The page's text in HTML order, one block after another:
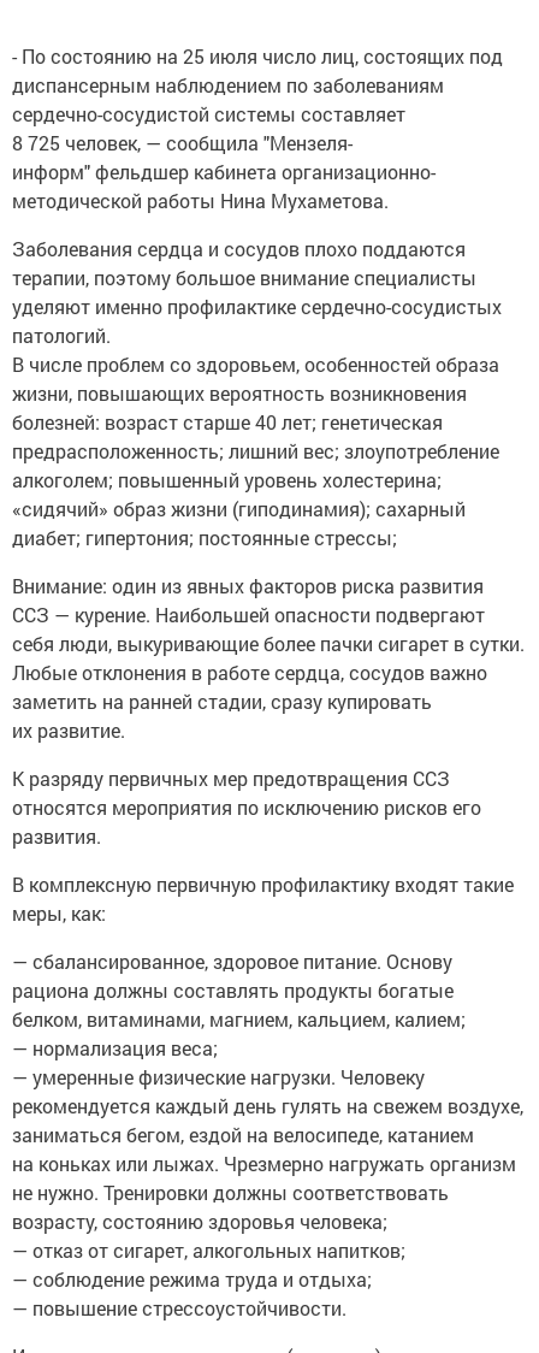
- По состоянию на 25 июля число лиц, состоящих под
диспансерным наблюдением по заболеваниям
сердечно-сосудистой системы составляет
8 725 человек, — сообщила "Мензеля-
информ" фельдшер кабинета организационно-
методической работы Нина Мухаметова.
Заболевания сердца и сосудов плохо поддаются
терапии, поэтому большое внимание специалисты
уделяют именно профилактике сердечно-сосудистых
патологий.
В числе проблем со здоровьем, особенностей образа
жизни, повышающих вероятность возникновения
болезней: возраст старше 40 лет; генетическая
предрасположенность; лишний вес; злоупотребление
алкоголем; повышенный уровень холестерина;
«сидячий» образ жизни (гиподинамия); сахарный
диабет; гипертония; постоянные стрессы;
Внимание: один из явных факторов риска развития
ССЗ — курение. Наибольшей опасности подвергают
себя люди, выкуривающие более пачки сигарет в сутки.
Любые отклонения в работе сердца, сосудов важно
заметить на ранней стадии, сразу купировать
их развитие.
К разряду первичных мер предотвращения ССЗ
относятся мероприятия по исключению рисков его
развития.
В комплексную первичную профилактику входят такие
меры, как:
— сбалансированное, здоровое питание. Основу
рациона должны составлять продукты богатые
белком, витаминами, магнием, кальцием, калием;
— нормализация веса;
— умеренные физические нагрузки. Человеку
рекомендуется каждый день гулять на свежем воздухе,
заниматься бегом, ездой на велосипеде, катанием
на коньках или лыжах. Чрезмерно нагружать организм
не нужно. Тренировки должны соответствовать
возрасту, состоянию здоровья человека;
— отказ от сигарет, алкогольных напитков;
— соблюдение режима труда и отдыха;
— повышение стрессоустойчивости.